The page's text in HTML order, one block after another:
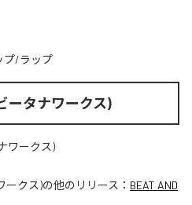
プ/ラップ
ータナワークス)
ークス)の他のリリース： BEAT AND